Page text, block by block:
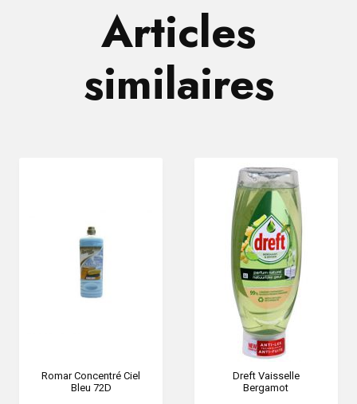
Articles
similaires
Romar Concentré Ciel
Bleu 72D
Dreft Vaisselle
Bergamot